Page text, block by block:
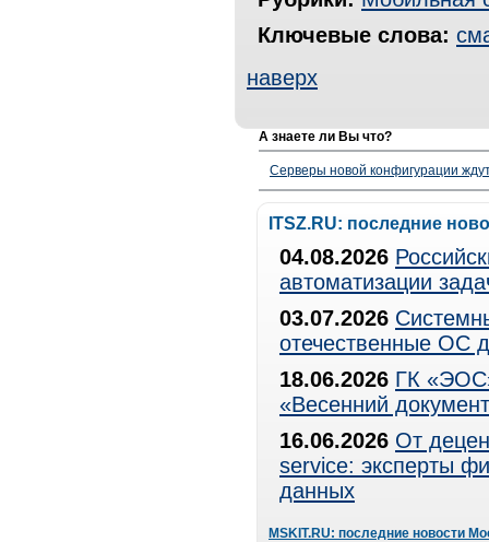
Ключевые слова:
наверх
А знаете ли Вы что?
Серверы новой конфигурации
ITSZ.RU: последние
04.08.2026
автоматизации
03.07.2026
отечественные ОС
18.06.2026 ГК
«Весенний
16.06.2026 От
service: эксперты
данных
MSKIT.RU: последние новости